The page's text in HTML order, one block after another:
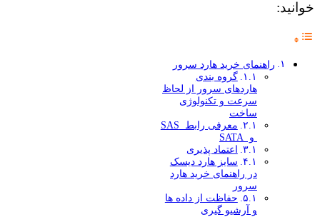
خوانید:
راهنمای خرید هارد سرور
گروه بندی
هاردهای سرور از لحاظ
سرعت و تکنولوژی
ساخت
معرفی رابط SAS
و SATA
اعتماد پذیری
سایز هارد دیسک
در راهنمای خرید هارد
سرور
حفاظت از داده ها
و آرشیو گیری